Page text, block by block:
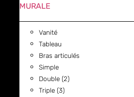
MURALE
Vanité
Tableau
Bras articulés
Simple
Double (2)
Triple (3)